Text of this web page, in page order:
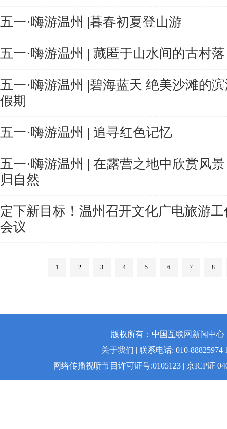
五一·嗨游温州 |暮春初夏登山游
五一·嗨游温州 | 藏匿于山水间的古村落
五一·嗨游温州 |碧海蓝天 绝美沙滩的
假期
五一·嗨游温州 | 追寻红色记忆
五一·嗨游温州 | 在露营之地中欣赏风
归自然
定下新目标！温州召开文化广电旅游工
会议
1 2 3 4 5 6 7 8
版权所有：中国互联网新闻中
关于我们 | 联系电话: 010-88825974
网络传播视听节目许可证号:0105123 | 京ICP证